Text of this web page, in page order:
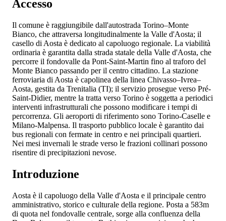
Accesso
Il comune è raggiungibile dall'autostrada Torino–Monte
Bianco, che attraversa longitudinalmente la Valle d'Aosta; il
casello di Aosta è dedicato al capoluogo regionale. La viabilità
ordinaria è garantita dalla strada statale della Valle d'Aosta, che
percorre il fondovalle da Pont-Saint-Martin fino al traforo del
Monte Bianco passando per il centro cittadino. La stazione
ferroviaria di Aosta è capolinea della linea Chivasso–Ivrea–
Aosta, gestita da Trenitalia (TI); il servizio prosegue verso Pré-
Saint-Didier, mentre la tratta verso Torino è soggetta a periodici
interventi infrastrutturali che possono modificare i tempi di
percorrenza. Gli aeroporti di riferimento sono Torino-Caselle e
Milano-Malpensa. Il trasporto pubblico locale è garantito dai
bus regionali con fermate in centro e nei principali quartieri.
Nei mesi invernali le strade verso le frazioni collinari possono
risentire di precipitazioni nevose.
Introduzione
Aosta è il capoluogo della Valle d'Aosta e il principale centro
amministrativo, storico e culturale della regione. Posta a 583m
di quota nel fondovalle centrale, sorge alla confluenza della